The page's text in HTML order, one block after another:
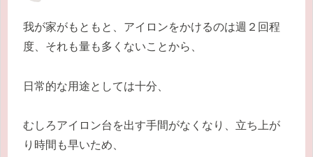
我が家がもともと、アイロンをかけるのは週２回程
度、それも量も多くないことから、
日常的な用途としては十分、
むしろアイロン台を出す手間がなくなり、立ち上が
り時間も早いため、